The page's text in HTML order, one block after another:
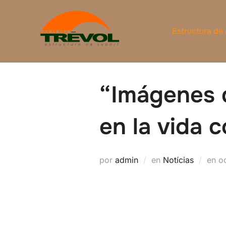
Estructura de
en la vida
por admin en Notícias en